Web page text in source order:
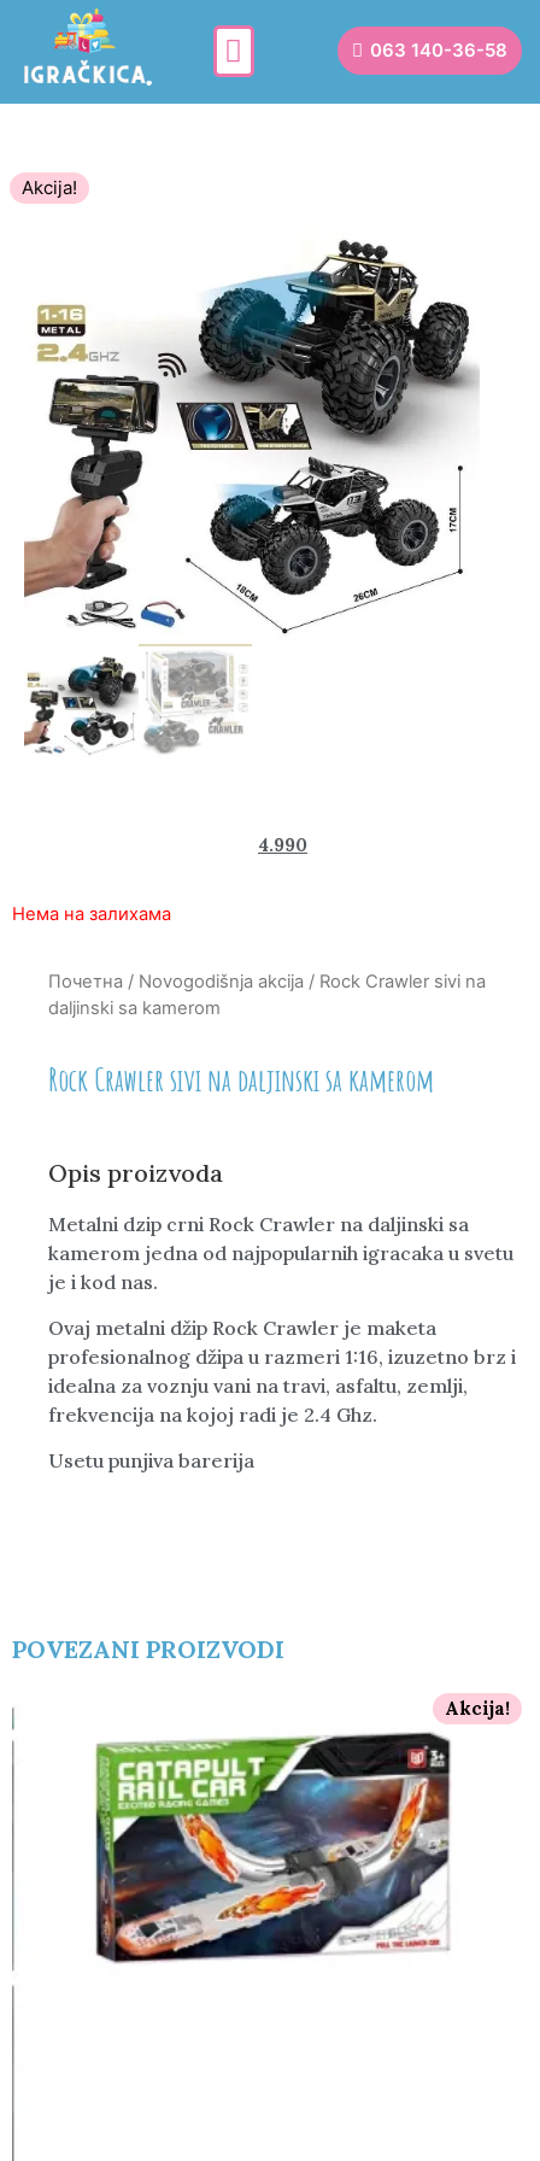
063 140-36-58
Akcija!
4.990
Нема на залихама
Почетна / Novogodišnja akcija / Rock Crawler sivi na
daljinski sa kamerom
Rock Crawler sivi na daljinski sa kamerom
Opis proizvoda
Metalni dzip crni Rock Crawler na daljinski sa
kamerom jedna od najpopularnih igracaka u svetu
je i kod nas.
Ovaj metalni džip Rock Crawler je maketa
profesionalnog džipa u razmeri 1:16, izuzetno brz i
idealna za voznju vani na travi, asfaltu, zemlji,
frekvencija na kojoj radi je 2.4 Ghz.
Usetu punjiva barerija
POVEZANI PROIZVODI
Akcija!